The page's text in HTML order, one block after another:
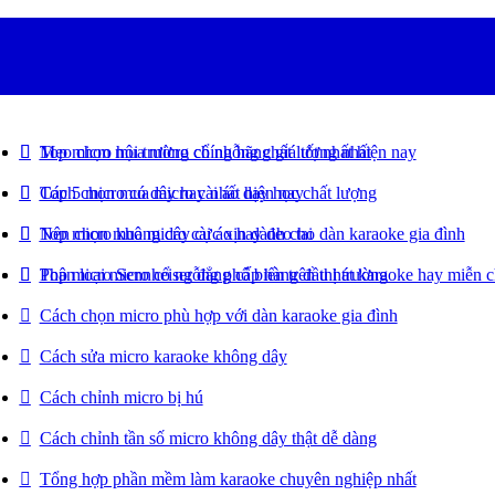
Top micro hội trường chính hãng giá tốt nhất hiện nay
Top 5 micro có dây hay nhất hiện nay
Top micro không dây cực xịn dành cho dàn karaoke gia đình
Top micro Sennheiser đẳng cấp hàng đầu hát karaoke hay miễn
Mẹo chọn mua micro cổ ngỗng chất lượng nhất
Cách chọn mua micro cài áo dạy học chất lượng
Nên chọn mua micro cài áo hay đeo tai
Phân loại micro cổ ngỗng phổ biến trên thị trường
Cách chọn micro phù hợp với dàn karaoke gia đình
Cách sửa micro karaoke không dây
Cách chỉnh micro bị hú
Cách chỉnh tần số micro không dây thật dễ dàng
Tổng hợp phần mềm làm karaoke chuyên nghiệp nhất